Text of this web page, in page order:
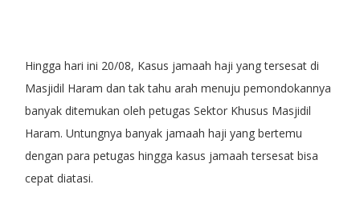
Hingga hari ini 20/08, Kasus jamaah haji yang tersesat di
Masjidil Haram dan tak tahu arah menuju pemondokannya
banyak ditemukan oleh petugas Sektor Khusus Masjidil
Haram. Untungnya banyak jamaah haji yang bertemu
dengan para petugas hingga kasus jamaah tersesat bisa
cepat diatasi.